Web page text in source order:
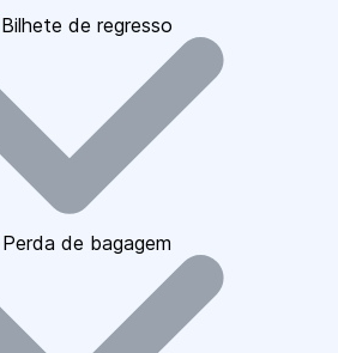
Bilhete de regresso
Perda de bagagem